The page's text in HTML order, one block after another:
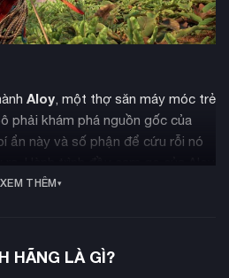
Aloy, một thợ săn máy móc trẻ
phải khám phá nguồn gốc của
ẩn này và số phận để cứu rỗi nó
lạc độc đáo, khu định cư sôi
XEM THÊM
HÃNG LÀ GÌ?